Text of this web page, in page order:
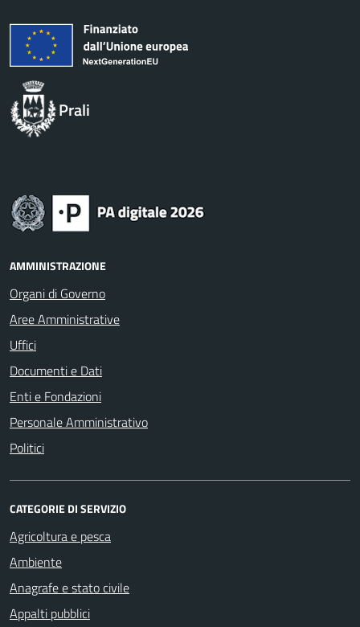
Prali
AMMINISTRAZIONE
Organi di Governo
Aree Amministrative
Uffici
Documenti e Dati
Enti e Fondazioni
Personale Amministrativo
Politici
CATEGORIE DI SERVIZIO
Agricoltura e pesca
Ambiente
Anagrafe e stato civile
Appalti pubblici